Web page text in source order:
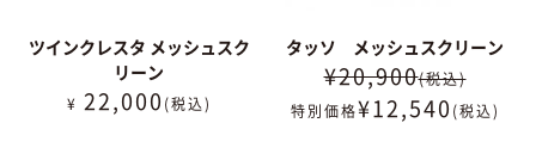
ツインクレスタ メッシュスク
リーン
¥ 22,000 (税込)
タッソ メッシュスクリーン
¥20,900(税込)
特別価格¥12,540 (税込)